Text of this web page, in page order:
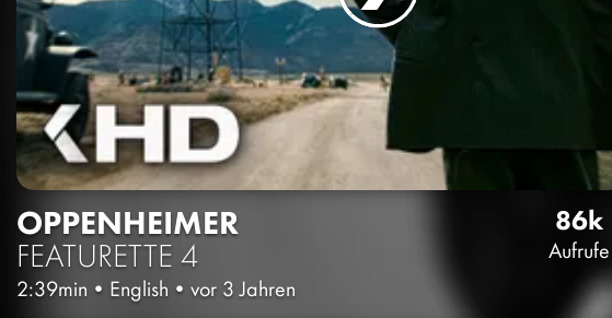
OPPENHEIMER
FEATURETTE 4
2:39min • English • vor 3 Jahren
86k
Aufrufe